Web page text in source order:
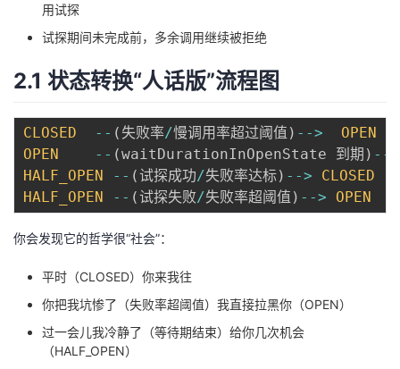
用试探
试探期间未完成前，多余调用继续被拒绝
2.1 状态转换“人话版”流程图
CLOSED -- ( 失败率/慢调用率超过阈值 ) -->
OPEN
OPEN
-- (waitDurationInOpenState 到期 ) --
HALF_OPEN
-- (试探成功/失败率达标) -->
CLOSED
HALF_OPEN
-- (试探失败/失败率超阈值 ) --> OPEN
你会发现它的哲学很“社会”：
平时（CLOSED）你来我往
你把我坑惨了（失败率超阈值）我直接拉黑你（OPEN）
过一会儿我冷静了（等待期结束）给你几次机会
（HALF_OPEN）